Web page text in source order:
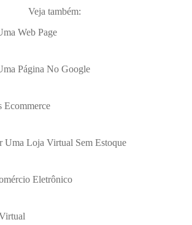
Veja também:
Web Page
Página No Google
Ecommerce
Uma Loja Virtual Sem Estoque
Eletrônico